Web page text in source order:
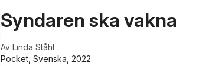
Syndaren ska vakna
Av Linda Ståhl
Pocket, Svenska, 2022